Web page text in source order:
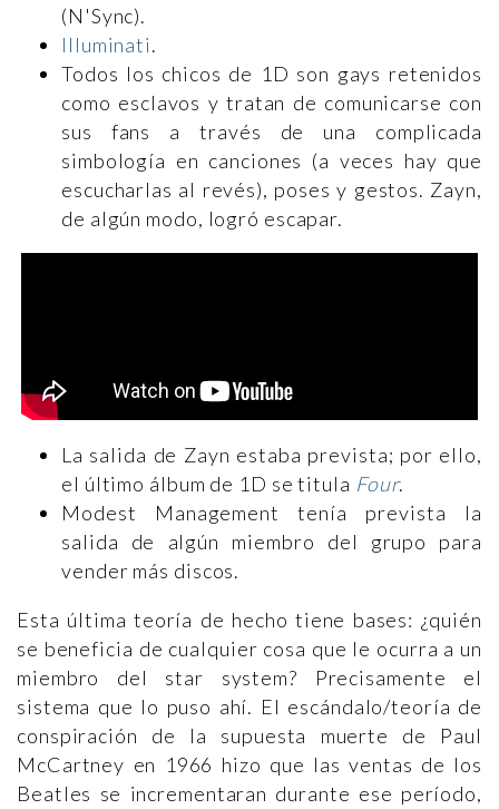
(N'Sync).
Illuminati.
Todos los chicos de 1D son gays retenidos
como esclavos y tratan de comunicarse con
sus fans a través de una complicada
simbología en canciones (a veces hay que
escucharlas al revés), poses y gestos. Zayn,
de algún modo, logró escapar.
La salida de Zayn estaba prevista; por ello,
el último álbum de 1D se titula Four.
Modest Management tenía prevista la
salida de algún miembro del grupo para
vender más discos.
Esta última teoría de hecho tiene bases: ¿quién
se beneficia de cualquier cosa que le ocurra a un
miembro del star system? Precisamente el
sistema que lo puso ahí. El escándalo/teoría de
conspiración de la supuesta muerte de Paul
McCartney en 1966 hizo que las ventas de los
Beatles se incrementaran durante ese período,